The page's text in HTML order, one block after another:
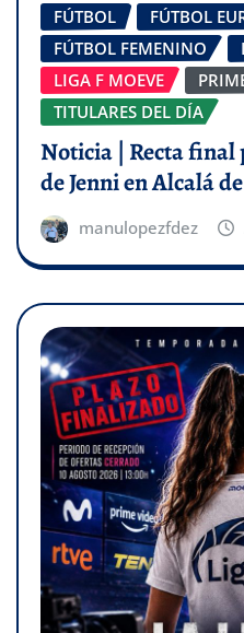
FÚTBOL
FÚTBOL
FÚTBOL FEMENINO
LIGA F MOEVE
TITULARES DEL DÍA
Noticia | Recta final
de Jenni en Alcalá
manulopezfdez